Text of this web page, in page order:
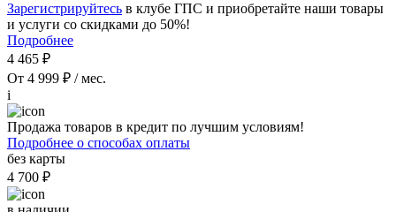
Зарегистрируйтесь в клубе ГПС и приобретайте наши товары
и услуги со скидками до 50%!
Подробнее
4 465 ₽
От 4 999 ₽ / мес.
i
Продажа товаров в кредит по лучшим условиям!
Подробнее о способах оплаты
без карты
4 700 ₽